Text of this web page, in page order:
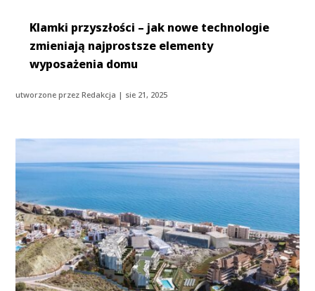
Klamki przyszłości – jak nowe technologie
zmieniają najprostsze elementy
wyposażenia domu
utworzone przezRedakcja | sie 21, 2025